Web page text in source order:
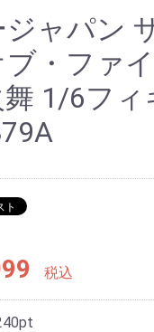
ャパン
ブ・ファ
1/6フィ
税込
pt